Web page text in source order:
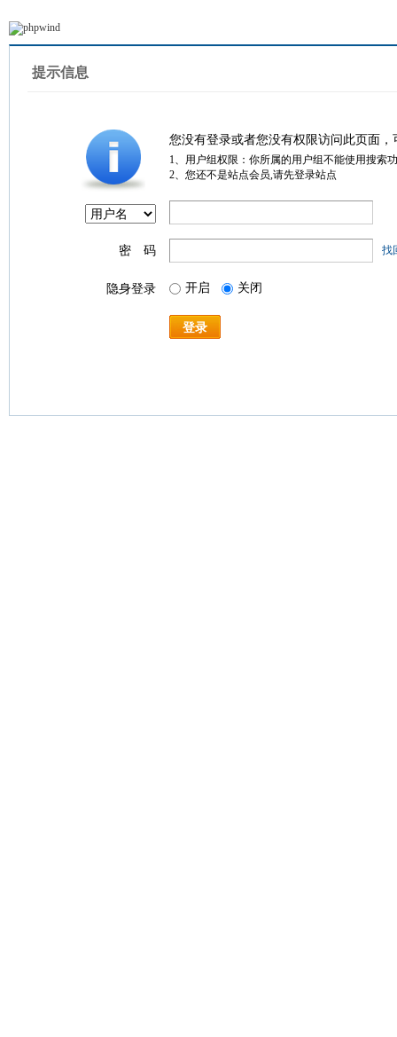
提示信息
您没有登录或者您没有权限访问此页面
1、用户组权限：你所属的用户组不能使用搜索
2、您还不是站点会员,请先登录站点
密 码 找
隐身登录 开启 关闭
登录